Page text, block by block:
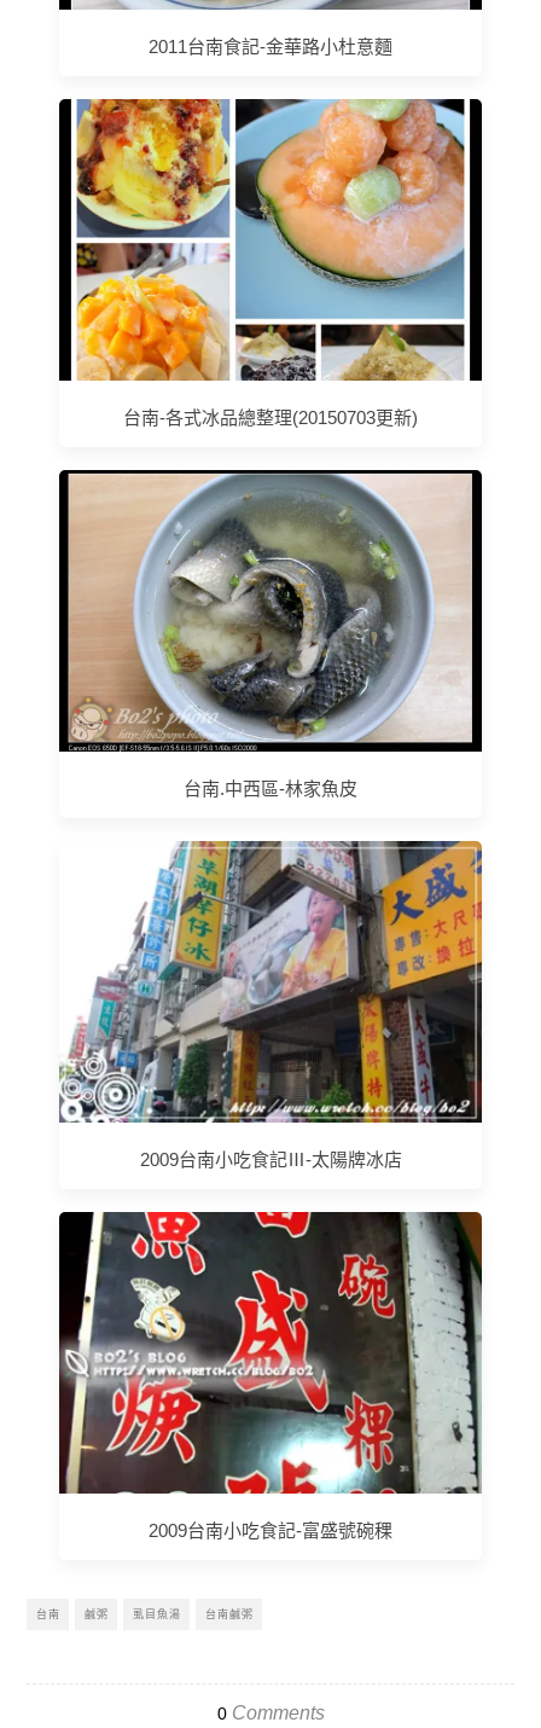
2011台南食記-金華路小杜意麵
台南-各式冰品總整理(20150703更新)
台南.中西區-林家魚皮
2009台南小吃食記Ⅲ-太陽牌冰店
2009台南小吃食記-富盛號碗稞
台南 鹹粥 虱目魚湯 台南鹹粥
0Comments